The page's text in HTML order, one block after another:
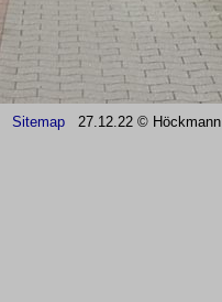
Sitemap 27.12.22 © Höckmann